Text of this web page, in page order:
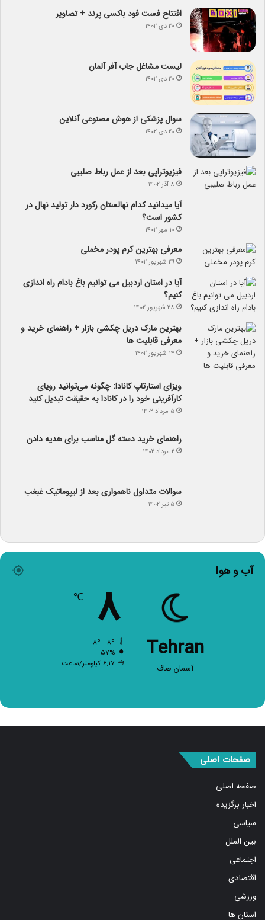
افتتاح فست فود باکسی پرند + تصاویر
۲۰ دی ۱۴۰۲
لیست مشاغل جاب آفر آلمان
۲۰ دی ۱۴۰۲
سوال پزشکی از هوش مصنوعی آنلاین
۲۰ دی ۱۴۰۲
فیزیوتراپی بعد از عمل رباط صلیبی
۸ آذر ۱۴۰۲
آیا می­دانید کدام نهالستان رکورد دار تولید نهال­ در
کشور است؟
۱۰ مهر ۱۴۰۲
معرفی بهترین کرم پودر مخملی
۲۹ شهریور ۱۴۰۲
آیا در استان اردبیل می توانیم باغ بادام راه اندازی
کنیم؟
۲۸ شهریور ۱۴۰۲
بهترین مارک دریل چکشی بازار + راهنمای خرید و
معرفی قابلیت ها
۱۴ شهریور ۱۴۰۲
ویزای استارتاپ کانادا: چگونه می‌توانید رویای
کارآفرینی خود را در کانادا به حقیقت تبدیل کنید
۵ مرداد ۱۴۰۲
Tehran
۸
۸º - ۸º
۵۷%
صفحه اصلی
اخبار برگزیده
سیاسی
بین الملل
اجتماعی
اقتصادی
ورزشی